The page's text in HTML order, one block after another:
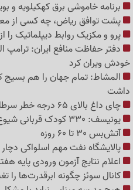
برنامه خاموشی برق کهکیلویه و بویر احمد
پشت توافق ریاض، چه کسی از
پرو و مکزیک روابط دیپلماتیک را
دفتر حفاظت منافع ایران: ترامپ
خودش ویران کرد
المشاط: تمام جهان را هم بسیج
داشت
چای داغ بالای 65 درجه خطر سرطان مری را افزایش می‌دهد
یونیسف: 330 کودک قربانی شیوع ابولا در کنگو شدند
آتش‌بس 30 تا 60 روزه
پالایشگاه نفت مهم اسلواکی
اعلام نتایج آزمون ورودی پایه
کانال سوئز چگونه ابرقدرت‌ها را